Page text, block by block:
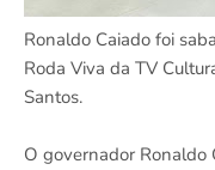
Ronaldo Caiado foi
Roda Viva da TV
Santos.
O governador Ronaldo